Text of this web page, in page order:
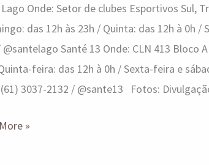
Onde: Setor de clubes Esportivos Sul,
das 12h às 23h / Quinta: das 12h à 0h /
@santelago Santé 13 Onde: CLN 413 Bloco
feira: das 12h à 0h / Sexta-feira e
3037-2132 / @sante13 Fotos:
»